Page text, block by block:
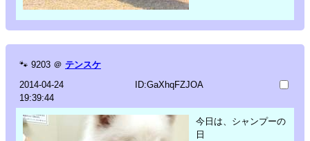
🐾 9203 ＠ テンスケ
2014-04-24
19:39:44
ID:GaXhqFZJOA
今日は、シャンプーの
日